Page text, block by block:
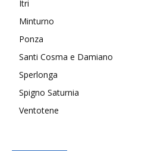
Itri
Minturno
Ponza
Santi Cosma e Damiano
Sperlonga
Spigno Saturnia
Ventotene